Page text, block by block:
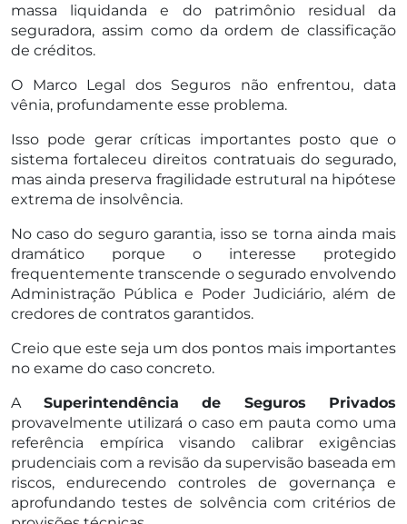
massa liquidanda e do patrimônio residual da
seguradora, assim como da ordem de classificação
de créditos.
O Marco Legal dos Seguros não enfrentou, data
vênia, profundamente esse problema.
Isso pode gerar críticas importantes posto que o
sistema fortaleceu direitos contratuais do segurado,
mas ainda preserva fragilidade estrutural na hipótese
extrema de insolvência.
No caso do seguro garantia, isso se torna ainda mais
dramático porque o interesse protegido
frequentemente transcende o segurado envolvendo
Administração Pública e Poder Judiciário, além de
credores de contratos garantidos.
Creio que este seja um dos pontos mais importantes
no exame do caso concreto.
A Superintendência de Seguros Privados
provavelmente utilizará o caso em pauta como uma
referência empírica visando calibrar exigências
prudenciais com a revisão da supervisão baseada em
riscos, endurecendo controles de governança e
aprofundando testes de solvência com critérios de